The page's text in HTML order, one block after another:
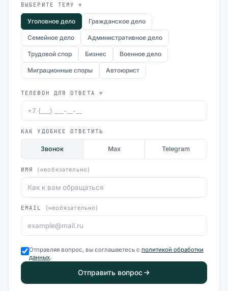
ВЫБЕРИТЕ ТЕМУ *
Уголовное дело Гражданское дело
Семейное дело Административное дело
Трудовой спор Бизнес Военное дело
Миграционные споры Автоюрист
ТЕЛЕФОН ДЛЯ ОТВЕТА *
КАК УДОБНЕЕ ОТВЕТИТЬ
Звонок Max Telegram
ИМЯ (необязательно)
EMAIL (необязательно)
Отправляя вопрос, вы соглашаетесь с политикой обработки
данных.
Отправить вопрос